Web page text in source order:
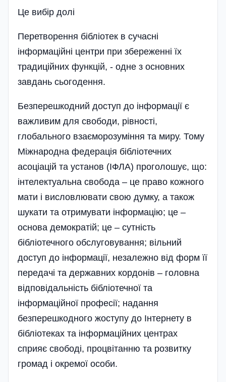
Це вибiр долi
Перетворення бібліотек в сучасні
інформаційні центри при збереженні їх
традиційних функцій, - одне з основних
завдань сьогодення.
Безперешкодний доступ до інформації є
важливим для свободи, рівності,
глобального взаєморозуміння та миру. Тому
Міжнародна федерація бібліотечних
асоціацій та установ (ІФЛА) проголошує, що:
інтелектуальна свобода – це право кожного
мати і висловлювати свою думку, а також
шукати та отримувати інформацію; це –
основа демократій; це – сутність
бібліотечного обслуговування; вільний
доступ до інформації, незалежно від форм її
передачі та державних кордонів – головна
відповідальність бібліотечної та
інформаційної професії; надання
безперешкодного жоступу до Інтернету в
бібліотеках та інформаційних центрах
сприяє свободі, процвітанню та розвитку
громад і окремої особи.